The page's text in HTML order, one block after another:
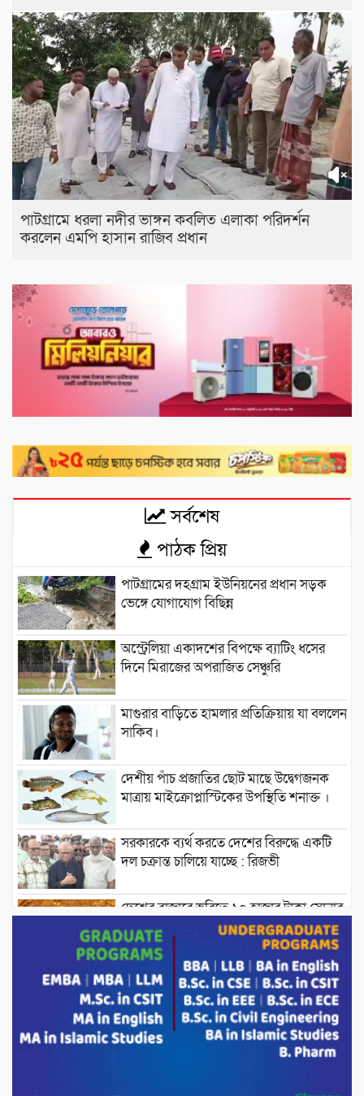
পাটগ্রামে ধরলা নদীর ভাঙ্গন কবলিত এলাকা পরিদর্শন
করলেন এমপি হাসান রাজিব প্রধান
সর্বশেষ
পাঠক প্রিয়
পাটগ্রামের দহগ্রাম ইউনিয়নের প্রধান সড়ক
ভেঙ্গে যোগাযোগ বিছিন্ন
অস্ট্রেলিয়া একাদশের বিপক্ষে ব্যাটিং ধসের
দিনে মিরাজের অপরাজিত সেঞ্চুরি
মাগুরার বাড়িতে হামলার প্রতিক্রিয়ায় যা বললেন
সাকিব।
দেশীয় পাঁচ প্রজাতির ছোট মাছে উদ্বেগজনক
মাত্রায় মাইক্রোপ্লাস্টিকের উপস্থিতি শনাক্ত ।
সরকারকে ব্যর্থ করতে দেশের বিরুদ্ধে একটি
দল চক্রান্ত চালিয়ে যাচ্ছে : রিজভী
দেশের বাজারে ভরিতে ১০ হাজার টাকা সোনার
দাম বাড়ানোর ঘোষণা।
ভারপ্রাপ্ত রাষ্ট্রপতি হাফিজ উদ্দিন আহমদের
সাথে এইচটি বাংলা অনলাইন পোর্টাল ও আইপি
টিভির সম্পাদক মোঃ ইসমাইল হোসেনের
সৌজন্য সাক্ষাৎ।
পাটগ্রামে জুলাই অভ্যুত্থান দিবস উপলক্ষে